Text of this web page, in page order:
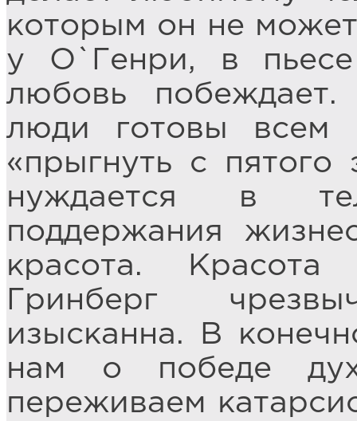
которым он не может
у О`Генри, в пьесе
любовь
люди готовы всем
«прыгнуть с
нуждается в
поддержания
красота.
Гринберг
изысканна. В
нам о победе
переживаем